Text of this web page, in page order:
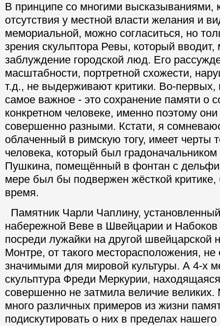
В принципе со многими высказываниями,
отсутствия у местной власти желания и
мемориальной, можно согласиться, но
зрения скульптора Ревы, который вводит,
заблуждение городской люд. Его
масштабности, портретной схожести,
т.д., не выдерживают критики. Во-первых,
самое важное - это сохранение памяти о
конкретном человеке, именно поэтому
совершенно разными. Кстати, я
облаченный в римскую тогу, имеет черты
человека, который был
Пушкина, помещённый в фонтан с
мере был бы подвержен жёсткой критике,
время.
Памятник Чарли Чаплину,
набережной Веве в Швейцарии и Набоков
посреди лужайки на другой швейцарской
Монтре, от такого месторасположения, не
значимыми для мировой культуры. А 4-х
скульптура Фреди Меркурии,
совершенно не затмила величие
много различных примеров из жизни
подискутировать о них в пределах нашего